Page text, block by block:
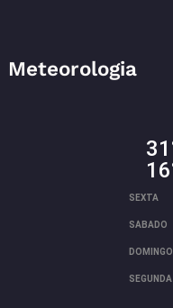
Meteorologia